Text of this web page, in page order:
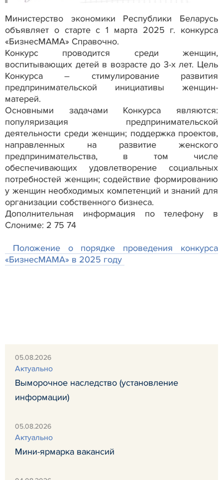
Министерство экономики Республики Беларусь
объявляет о старте с 1 марта 2025 г. конкурса
«БизнесМАМА» Справочно.
Конкурс проводится среди женщин,
воспитывающих детей в возрасте до 3-х лет. Цель
Конкурса – стимулирование развития
предпринимательской инициативы женщин-
матерей.
Основными задачами Конкурса являются:
популяризация предпринимательской
деятельности среди женщин; поддержка проектов,
направленных на развитие женского
предпринимательства, в том числе
обеспечивающих удовлетворение социальных
потребностей женщин; содействие формированию
у женщин необходимых компетенций и знаний для
организации собственного бизнеса.
Дополнительная информация по телефону в
Слониме: 2 75 74
Положение о порядке проведения конкурса
«БизнесМАМА» в 2025 году
05.08.2026
Актуально
Выморочное наследство (установление
информации)
05.08.2026
Актуально
Мини-ярмарка вакансий